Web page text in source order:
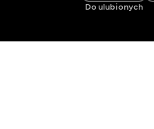
Do ulubionych